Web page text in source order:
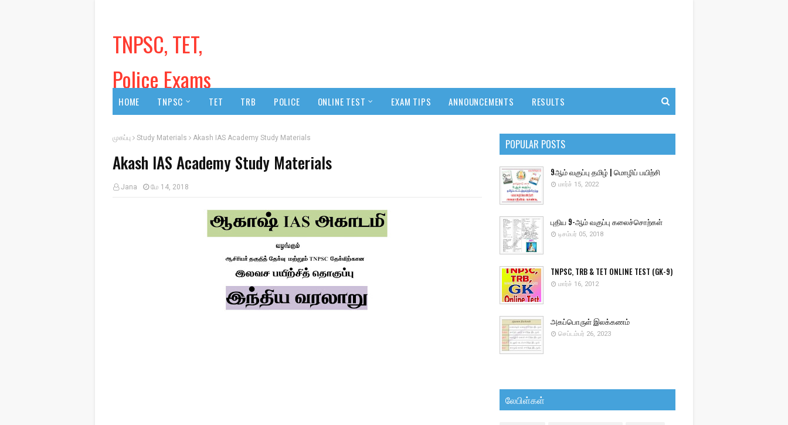
TNPSC, TET,
Police Exams
HOME TNPSC TET TRB POLICE ONLINE TEST EXAM TIPS ANNOUNCEMENTS RESULTS
முகப்பு Study Materials Akash IAS Academy Study Materials
Akash IAS Academy Study Materials
Jana மே 14, 2018
POPULAR POSTS
9ஆம் வகுப்பு தமிழ் | மொழிப் பயிற்சி
மார்ச் 15, 2022
புதிய 9-ஆம் வகுப்பு கலைச்சொற்கள்
டிசம்பர் 05, 2018
TNPSC, TRB & TET ONLINE TEST (GK-9)
மார்ச் 16, 2012
அகப்பொருள் இலக்கணம்
செப்டம்பர் 26, 2023
லேபிள்கள்